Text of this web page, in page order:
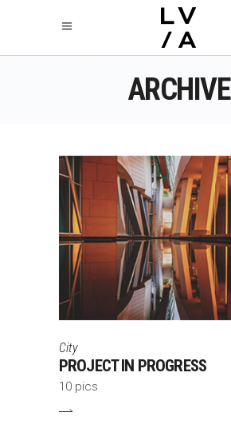
ARCHIVE
City
PROJECT IN PROGRESS
10 pics